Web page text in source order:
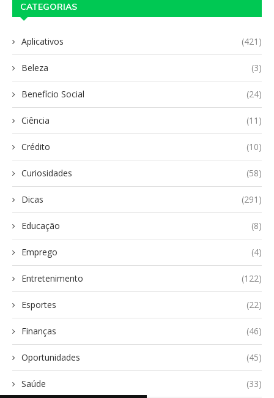
CATEGORIAS
Aplicativos (421)
Beleza (3)
Benefício Social (24)
Ciência (11)
Crédito (10)
Curiosidades (58)
Dicas (291)
Educação (8)
Emprego (4)
Entretenimento (122)
Esportes (22)
Finanças (46)
Oportunidades (45)
Saúde (33)